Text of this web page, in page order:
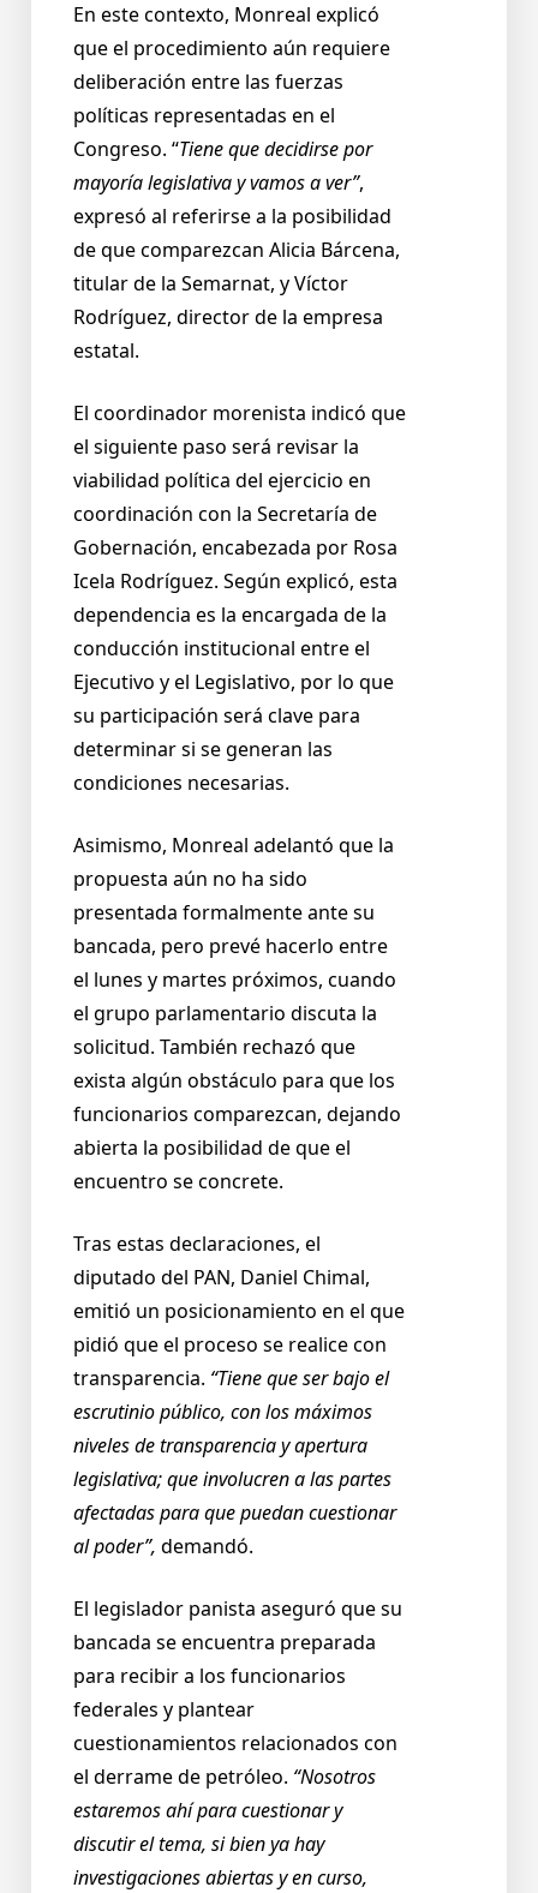
En este contexto, Monreal explicó
que el procedimiento aún requiere
deliberación entre las fuerzas
políticas representadas en el
Congreso. “Tiene que decidirse por
mayoría legislativa y vamos a ver”,
expresó al referirse a la posibilidad
de que comparezcan Alicia Bárcena,
titular de la Semarnat, y Víctor
Rodríguez, director de la empresa
estatal.
El coordinador morenista indicó que
el siguiente paso será revisar la
viabilidad política del ejercicio en
coordinación con la Secretaría de
Gobernación, encabezada por Rosa
Icela Rodríguez. Según explicó, esta
dependencia es la encargada de la
conducción institucional entre el
Ejecutivo y el Legislativo, por lo que
su participación será clave para
determinar si se generan las
condiciones necesarias.
Asimismo, Monreal adelantó que la
propuesta aún no ha sido
presentada formalmente ante su
bancada, pero prevé hacerlo entre
el lunes y martes próximos, cuando
el grupo parlamentario discuta la
solicitud. También rechazó que
exista algún obstáculo para que los
funcionarios comparezcan, dejando
abierta la posibilidad de que el
encuentro se concrete.
Tras estas declaraciones, el
diputado del PAN, Daniel Chimal,
emitió un posicionamiento en el que
pidió que el proceso se realice con
transparencia. “Tiene que ser bajo el
escrutinio público, con los máximos
niveles de transparencia y apertura
legislativa; que involucren a las partes
afectadas para que puedan cuestionar
al poder”, demandó.
El legislador panista aseguró que su
bancada se encuentra preparada
para recibir a los funcionarios
federales y plantear
cuestionamientos relacionados con
el derrame de petróleo. “Nosotros
estaremos ahí para cuestionar y
discutir el tema, si bien ya hay
investigaciones abiertas y en curso,